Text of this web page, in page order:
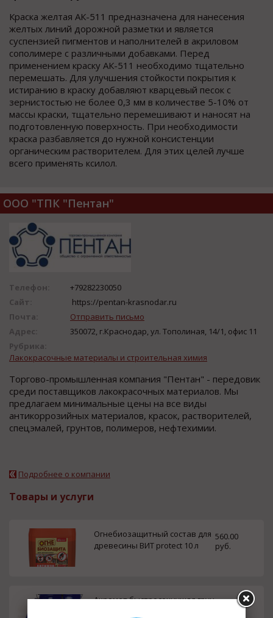
Краска желтая АК-511 предназначена для нанесения
желтых линий дорожной разметки и является
суспензией пигментов и наполнителей в акриловом
сополимере с различными добавками. Перед
применением краску АК-511 необходимо тщательно
перемешать. Для улучшения стойкости покрытия к
истиранию в краску добавляют кварцевый песок с
зернистостью не более 0,3 мм в количестве 5-10% от
массы краски, тщательно перемешивают и наносят на
подготовленную поверхность. При необходимости
краска разбавляется до нужной консистенции
органическим растворителем. Для этих целей лучше
всего применять ксилол.
ООО "ТПК "Пентан"
Телефон:
+79282230050
Сайт:
https://pentan-krasnodar.ru
Почта:
Отправить письмо
Адрес:
350072, г.Краснодар, ул. Тополиная, 14/1, офис 11
Рубрика:
Лакокрасочные материалы и строительная химия
Торгово-промышленная компания "Пентан" - передовик
среди поставщиков лакокрасочных материалов. Мы
предлагаем минимальные цены на все виды
антикоррозийных материалов, красок, растворителей,
спецэмалей, грунтов, полимеров, нефтехимии.
Подробнее о компании
Товары и услуги
Огнебиозащитный состав для
древесины ВИТ protect 10 л
560.00
руб.
Акромет быстросохнущая грун225.00